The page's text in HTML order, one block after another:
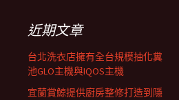
列近期文章
台北洗衣店擁有全台規模抽化糞
池GLO主機與IQOS主機
宜蘭賞鯨提供廚房整修打造到隱